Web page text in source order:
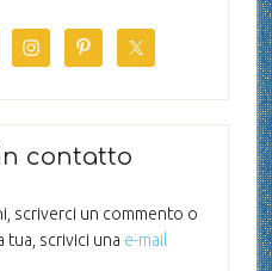
contatto
scriverci un commento o
tua, scrivici una e-mail